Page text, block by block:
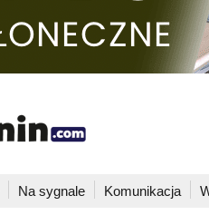
Na sygnale Komunikacja